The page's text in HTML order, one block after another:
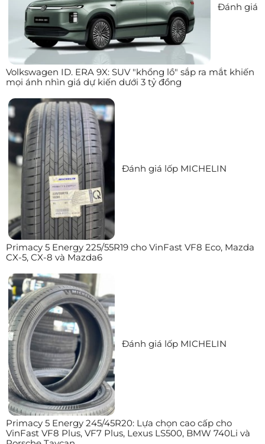
Đánh giá
Volkswagen ID. ERA 9X: SUV "khổng lồ" sắp ra mắt khiến
mọi ánh nhìn giá dự kiến dưới 3 tỷ đồng
Đánh giá lốp MICHELIN
Primacy 5 Energy 225/55R19 cho VinFast VF8 Eco, Mazda
CX-5, CX-8 và Mazda6
Đánh giá lốp MICHELIN
Primacy 5 Energy 245/45R20: Lựa chọn cao cấp cho
VinFast VF8 Plus, VF7 Plus, Lexus LS500, BMW 740Li và